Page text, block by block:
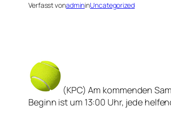
Verfasst vonadmininUncategorized
(KPC) Am kommenden
Beginn ist um 13:00 Uhr, jede